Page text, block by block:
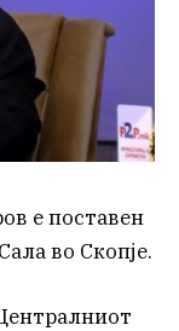
е поставен
во Скопје.